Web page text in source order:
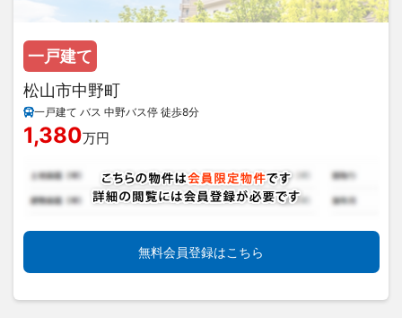
一戸建て
松山市中野町
一戸建て バス 中野バス停 徒歩8分
1,380万円
無料会員登録はこちら